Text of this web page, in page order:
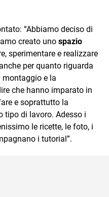
“Abbiamo deciso di
creato uno spazio
sperimentare e realizzare
per quanto riguarda
montaggio e la
che hanno imparato in
e soprattutto la
tipo di lavoro. Adesso i
le ricette, le foto, i
i tutorial”.